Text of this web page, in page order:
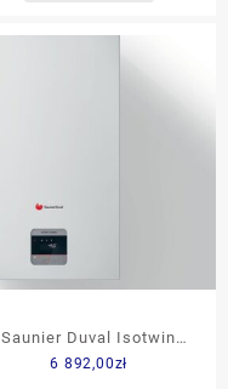
Saunier Duval Isotwin
Condens T26-CS/1 +
6 892,00zł